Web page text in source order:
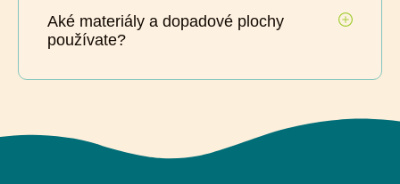
Aké materiály a dopadové plochy
používate?